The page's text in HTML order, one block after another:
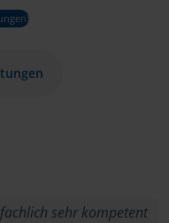
sehr kompetent